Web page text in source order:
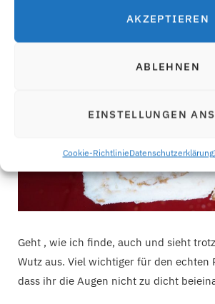
AKZEPTIEREN
ABLEHNEN
EINSTELLUNGEN
Cookie-RichtlinieDatenschutzerklärung
Geht , wie ich finde, auch und sieht
Wutz aus. Viel wichtiger für den echten
dass ihr die Augen nicht zu dicht